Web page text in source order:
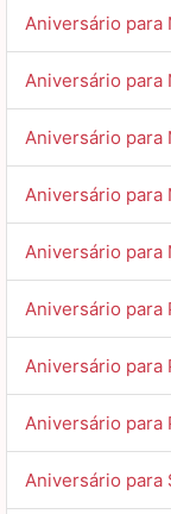
Aniversário para
Aniversário para
Aniversário para
Aniversário para
Aniversário para
Aniversário para
Aniversário para
Aniversário para
Aniversário para